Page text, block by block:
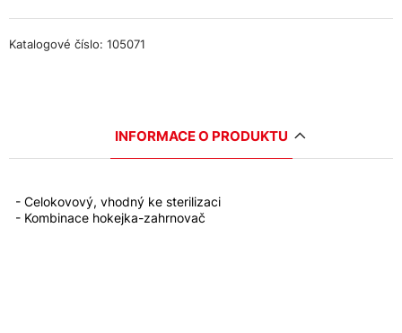
Katalogové číslo: 105071
INFORMACE O PRODUKTU
- Celokovový, vhodný ke sterilizaci
- Kombinace hokejka-zahrnovač